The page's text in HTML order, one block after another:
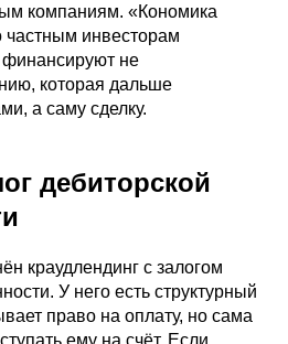
компаниям. «Кономика
частным инвесторам
не
которая дальше
а саму сделку.
дебиторской
краудлендинг с залогом
У него есть структурный
право на оплату, но сама
ему на счёт. Если